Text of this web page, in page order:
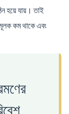
হয়ে যায়। তাই
কম থাকে এবং